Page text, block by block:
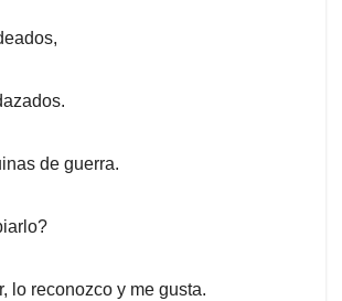
de guerra.
lo reconozco y me gusta.